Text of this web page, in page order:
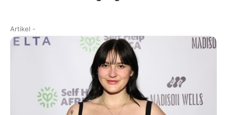
Artikel -